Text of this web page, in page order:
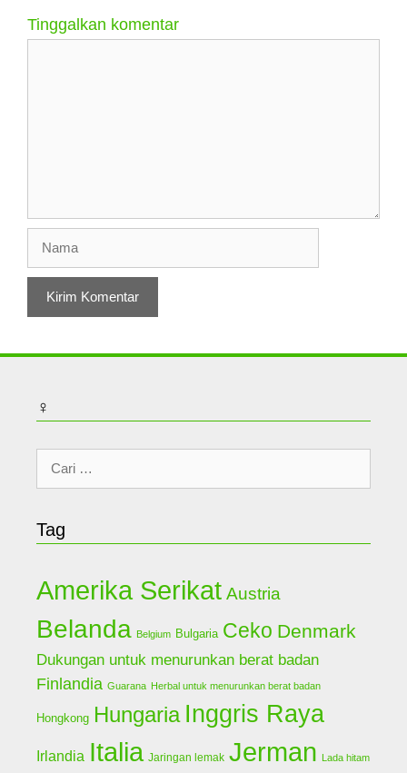
Tinggalkan komentar
♀
Cari
Tag
Amerika Serikat Austria
Belanda Belgium Bulgaria Ceko Denmark
Dukungan untuk menurunkan berat badan
Finlandia Guarana Herbal untuk menurunkan berat badan
Hongkong Hungaria Inggris Raya
Irlandia Italia Jaringan lemak Jerman Lada hitam